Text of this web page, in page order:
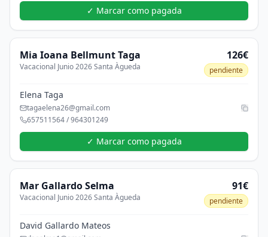
✓ Marcar como pagada
Mia Ioana Bellmunt Taga
Vacacional Junio 2026 Santa Àgueda
126€
pendiente
Elena Taga
tagaelena26@gmail.com
657511564 / 964301249
✓ Marcar como pagada
Mar Gallardo Selma
Vacacional Junio 2026 Santa Àgueda
91€
pendiente
David Gallardo Mateos